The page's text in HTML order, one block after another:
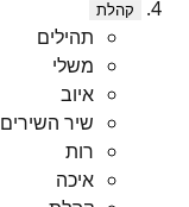
קהלת
תהילים
משלי
איוב
שיר השירים
רות
איכה